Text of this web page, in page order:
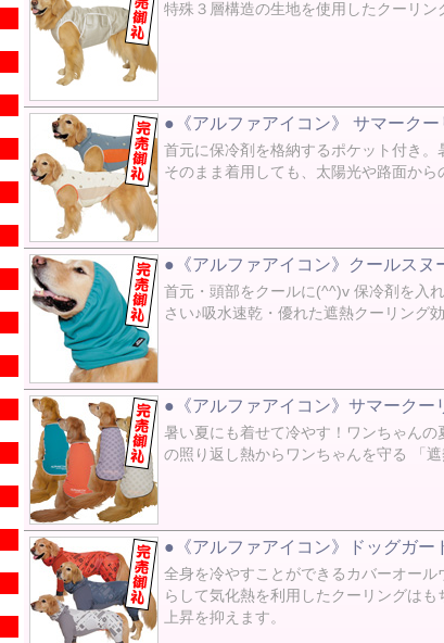
特殊３層構造の生地を使用したクーリ
●《アルファアイコン》 サマークー
首元に保冷剤を格納するポケット付き
そのまま着用しても、太陽光や路面か
●《アルファアイコン》クールスヌ
首元・頭部をクールに(^^)v 保冷剤を入
さい♪吸水速乾・優れた遮熱クーリング
●《アルファアイコン》サマークー
暑い夏にも着せて冷やす！ワンちゃん
の照り返し熱からワンちゃんを守る 「
●《アルファアイコン》ドッグガー
全身を冷やすことができるカバーオー
らして気化熱を利用したクーリングは
上昇を抑えます。